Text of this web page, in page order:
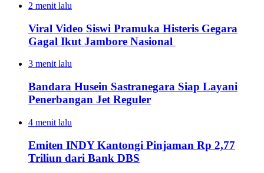
2 menit lalu
Viral Video Siswi Pramuka Histeris Gegara
Gagal Ikut Jambore Nasional
3 menit lalu
Bandara Husein Sastranegara Siap Layani
Penerbangan Jet Reguler
4 menit lalu
Emiten INDY Kantongi Pinjaman Rp 2,77
Triliun dari Bank DBS